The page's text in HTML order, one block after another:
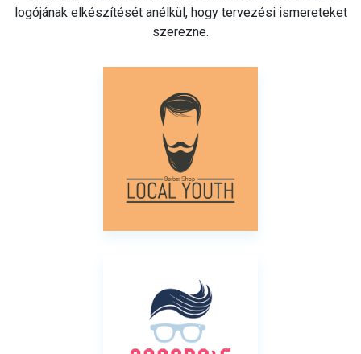
logójának elkészítését anélkül, hogy tervezési ismereteket
szerezne.